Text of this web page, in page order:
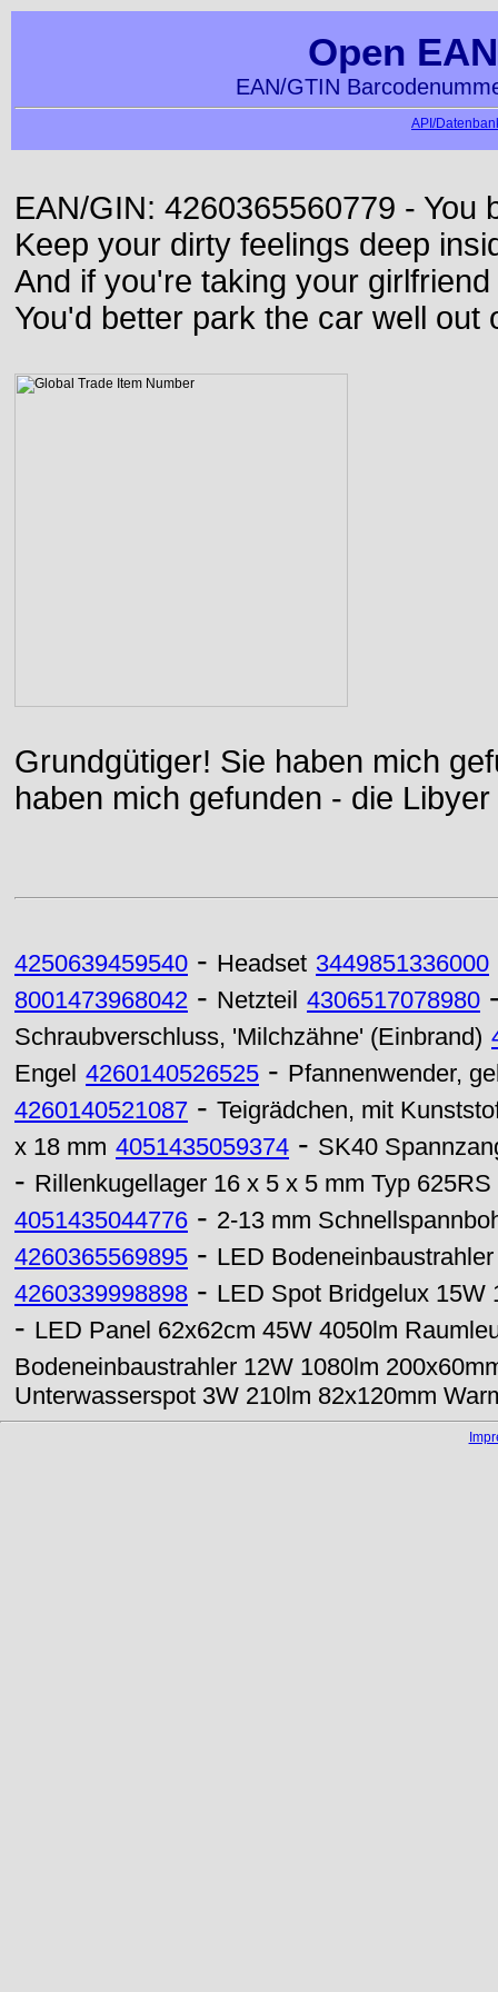
Open
EAN/GTIN
API/
EAN/GIN: 4260365560779 - You
Keep your dirty feelings deep
And if you're taking your
You'd better park the car well out
Grundgütiger! Sie haben mich
haben mich gefunden - die
4250639459540 - Headset 3449851336000
8001473968042 - Netzteil 4306517078980
Schraubverschluss, 'Milchzähne' (Einbrand)
Engel 4260140526525 - Pfannenwender,
4260140521087 - Teigrädchen, mit
x 18 mm 4051435059374 - SK40
- Rillenkugellager 16 x 5 x 5 mm Typ 625RS
4051435044776 - 2-13 mm
4260365569895 - LED
4260339998898 - LED Spot Bridgelux 15W
- LED Panel 62x62cm 45W 4050lm
Bodeneinbaustrahler 12W 1080lm
Unterwasserspot 3W 210lm 82x120mm